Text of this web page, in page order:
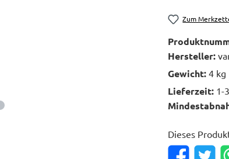
Zum
Hersteller:
Gewicht:4 kg
Lieferzeit: 1-
Dieses